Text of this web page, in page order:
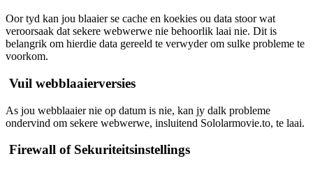
Oor tyd kan jou blaaier se cache en koekies ou data stoor wat
veroorsaak dat sekere webwerwe nie behoorlik laai nie. Dit is
belangrik om hierdie data gereeld te verwyder om sulke probleme te
voorkom.
Vuil webblaaierversies
As jou webblaaier nie op datum is nie, kan jy dalk probleme
ondervind om sekere webwerwe, insluitend Sololarmovie.to, te laai.
Firewall of Sekuriteitsinstellings